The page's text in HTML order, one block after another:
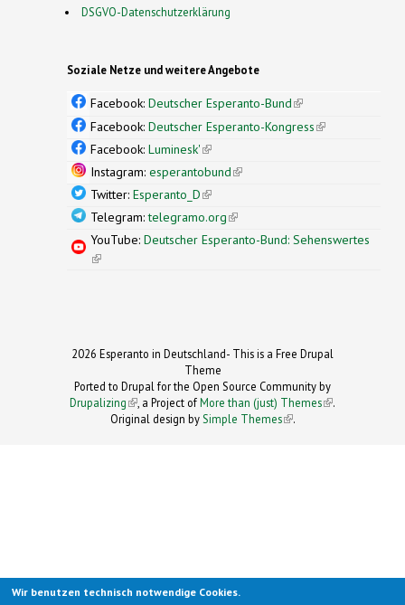
DSGVO-Datenschutzerklärung
Soziale Netze und weitere Angebote
Facebook: Deutscher Esperanto-Bund(link is
external)
Facebook: Deutscher Esperanto-Kongress(link is
Facebook: Luminesk'(link is external)
Instagram: esperantobund(link is external)
Twitter: Esperanto_D(link is external)
Telegram:telegramo.org(link is external)
YouTube: Deutscher Esperanto-Bund: Sehenswertes
(link is external)
2026 Esperanto in Deutschland- This is a Free Drupal
Theme
Ported to Drupal for the Open Source Community by
Drupalizing(link is external)
, a Project ofMore than (just) Themes (link is
.
Original design by Simple Themes
(link is
.
Wir benutzen technisch notwendige Cookies.